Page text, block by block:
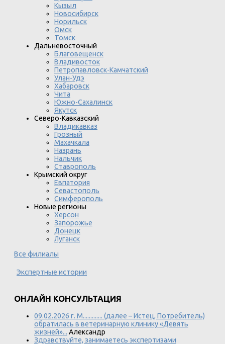
Кызыл
Новосибирск
Норильск
Омск
Томск
Дальневосточный
Благовещенск
Владивосток
Петропавловск-Камчатский
Улан-Удэ
Хабаровск
Чита
Южно-Сахалинск
Якутск
Северо-Кавказский
Владикавказ
Грозный
Махачкала
Назрань
Нальчик
Ставрополь
Крымский округ
Евпатория
Севастополь
Симферополь
Новые регионы
Херсон
Запорожье
Донецк
Луганск
Все филиалы
Экспертные истории
ОНЛАЙН КОНСУЛЬТАЦИЯ
09.02.2026 г. М............. (далее – Истец, Потребитель)
обратилась в ветеринарную клинику «Девять
жизней»... Александр
Здравствуйте, занимаетесь экспертизами